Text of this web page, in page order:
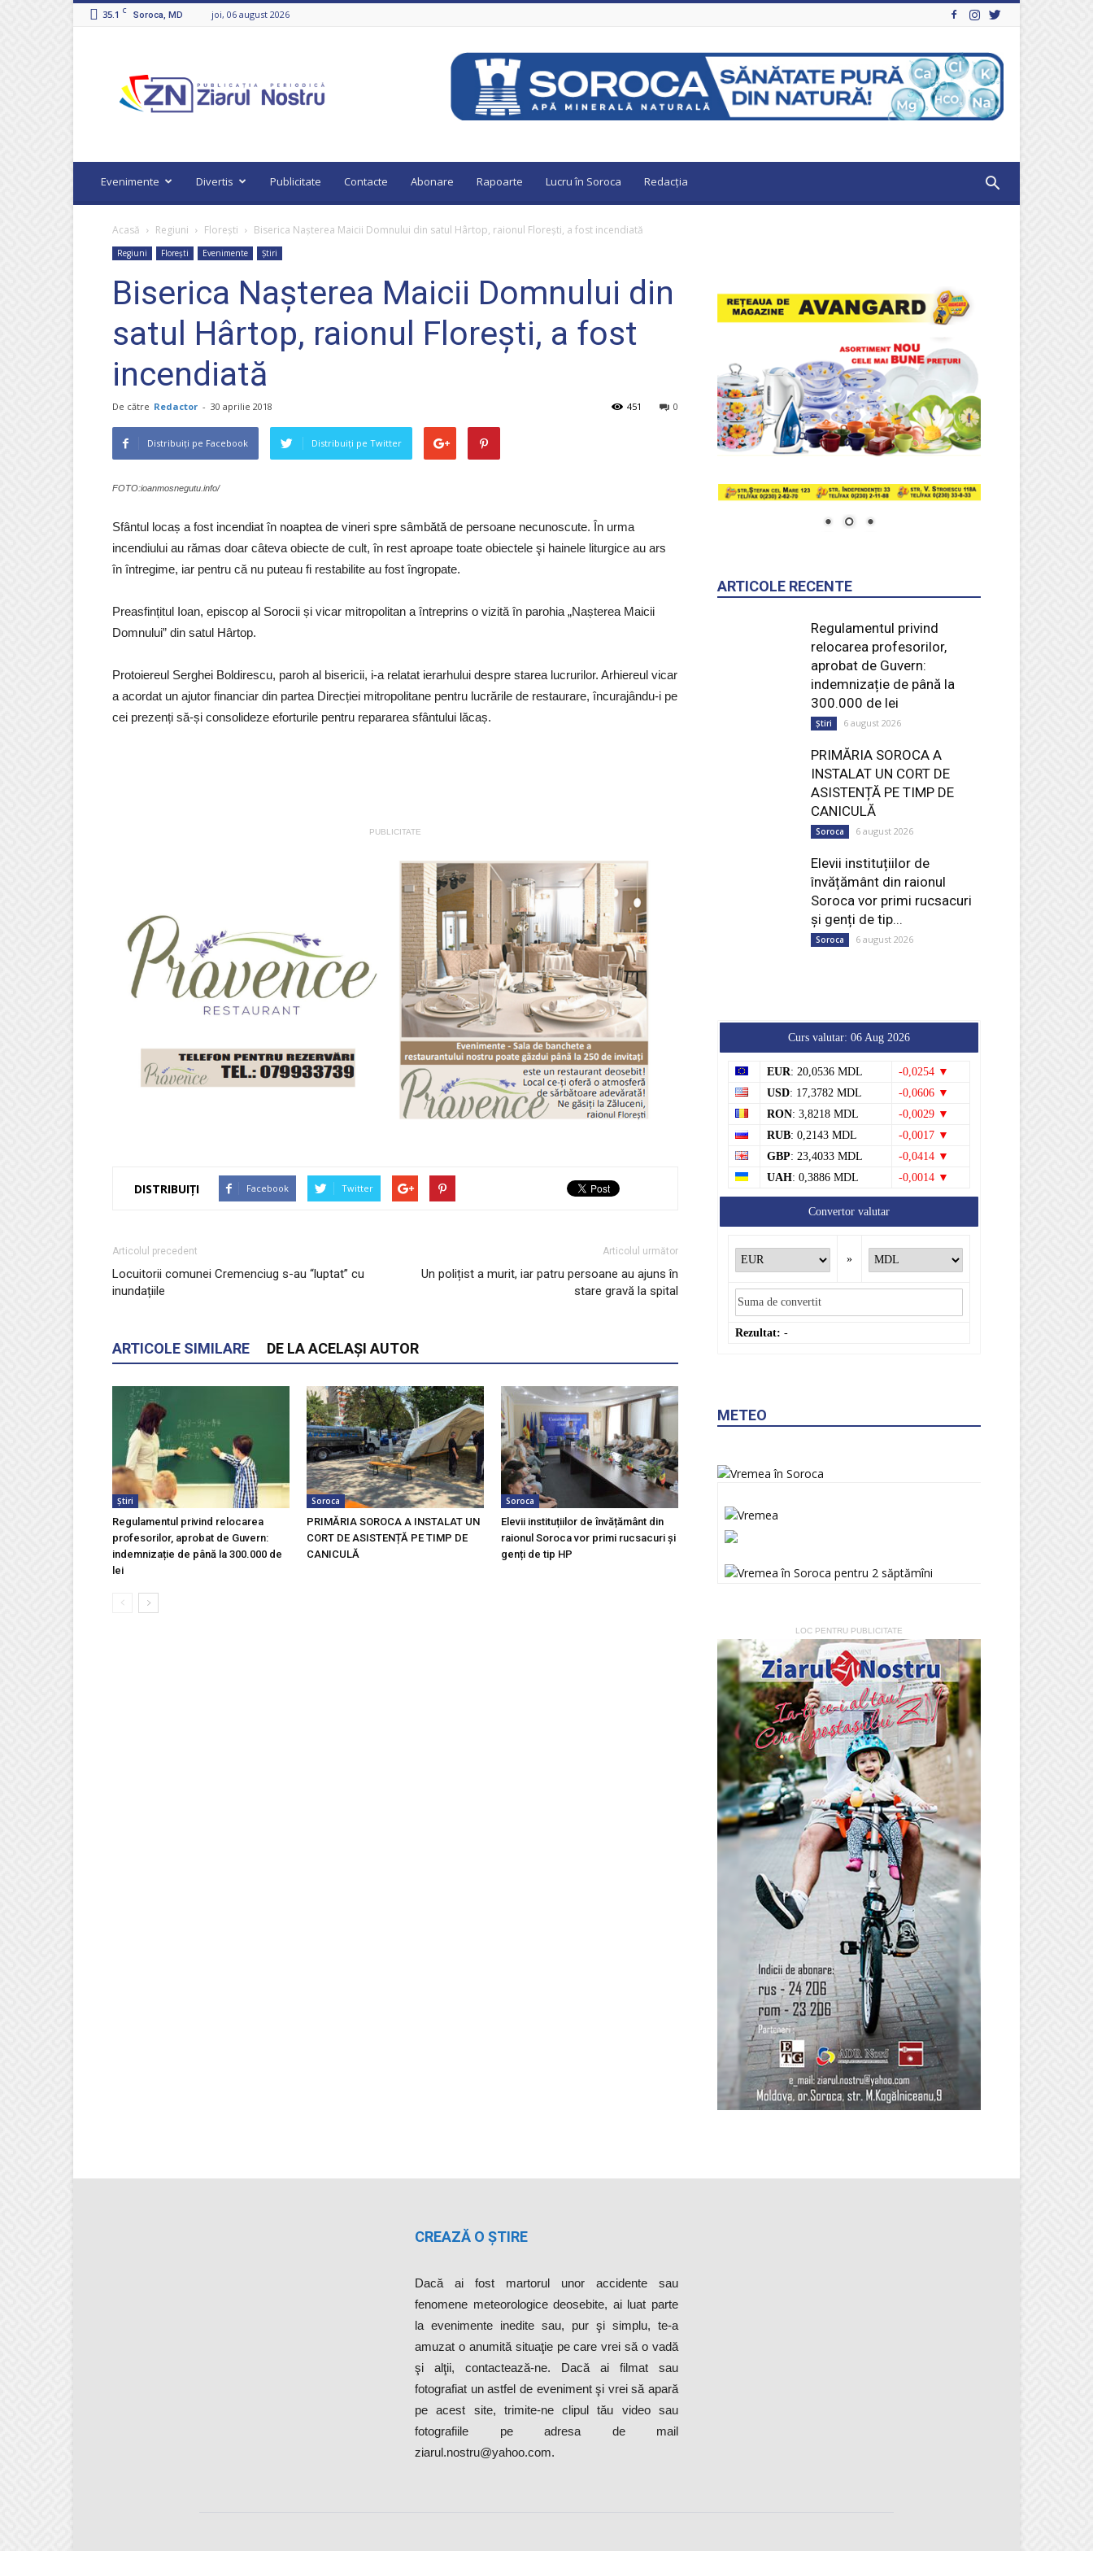
35.1 C Soroca, MD joi, 06 august 2026
Nostru
Evenimente Divertis Publicitate Contacte Abonare Rapoarte Lucru în Soroca Redacția
Acasă Regiuni Florești Biserica Nașterea Maicii Domnului din satul Hârtop, raionul Florești, a fost incendiată
Regiuni Florești Evenimente Știri
Biserica Nașterea Maicii Domnului din
satul Hârtop, raionul Florești, a fost
incendiată
De către Redactor - 30 aprilie 2018 0
451
Distribuiți pe Facebook Distribuiți pe Twitter
FOTO:ioanmosnegutu.info/
Sfântul locaș a fost incendiat în noaptea de vineri spre sâmbătă de persoane necunoscute. În urma
incendiului au rămas doar câteva obiecte de cult, în rest aproape toate obiectele şi hainele liturgice au ars
în întregime, iar pentru că nu puteau fi restabilite au fost îngropate.
Preasfințitul Ioan, episcop al Sorocii și vicar mitropolitan a întreprins o vizită în parohia „Nașterea Maicii
Domnului” din satul Hârtop.
Protoiereul Serghei Boldirescu, paroh al bisericii, i-a relatat ierarhului despre starea lucrurilor. Arhiereul vicar
a acordat un ajutor financiar din partea Direcției mitropolitane pentru lucrările de restaurare, încurajându-i pe
cei prezenți să-și consolideze eforturile pentru repararea sfântului lăcaș.
PUBLICITATE
DISTRIBUIȚI Facebook Twitter
Articolul precedent
Locuitorii comunei Cremenciug s-au “luptat” cu
inundațiile
Articolul următor
Un polițist a murit, iar patru persoane au ajuns în
stare gravă la spital
ARTICOLE SIMILARE DE LA ACELAȘI AUTOR
Știri
Regulamentul privind relocarea
profesorilor, aprobat de Guvern:
indemnizație de până la 300.000 de
lei
Soroca
PRIMĂRIA SOROCA A INSTALAT UN
CORT DE ASISTENȚĂ PE TIMP DE
CANICULĂ
Soroca
Elevii instituțiilor de învățământ din
raionul Soroca vor primi rucsacuri și
genți de tip HP
ARTICOLE RECENTE
Regulamentul privind
relocarea profesorilor,
aprobat de Guvern:
indemnizație de până la
300.000 de lei
Știri 6 august 2026
PRIMĂRIA SOROCA A
INSTALAT UN CORT DE
ASISTENȚĂ PE TIMP DE
CANICULĂ
Soroca 6 august 2026
Elevii instituțiilor de
învățământ din raionul
Soroca vor primi rucsacuri
și genți de tip...
Soroca 6 august 2026
Curs valutar: 06 Aug 2026
EUR: 20,0536 MDL
-0,0254 ▼
USD: 17,3782 MDL
-0,0606 ▼
RON: 3,8218 MDL
-0,0029 ▼
RUB: 0,2143 MDL
-0,0017 ▼
GBP: 23,4033 MDL
-0,0414 ▼
UAH: 0,3886 MDL -0,0014 ▼
Convertor valutar
»
Rezultat: -
METEO
LOC PENTRU PUBLICITATE
CREAZĂ O ȘTIRE
Dacă ai fost martorul unor accidente sau
fenomene meteorologice deosebite, ai luat parte
la evenimente inedite sau, pur şi simplu, te-a
amuzat o anumită situaţie pe care vrei să o vadă
şi alţii, contactează-ne. Dacă ai filmat sau
fotografiat un astfel de eveniment şi vrei să apară
pe acest site, trimite-ne clipul tău video sau
fotografiile pe adresa de mail
ziarul.nostru@yahoo.com.